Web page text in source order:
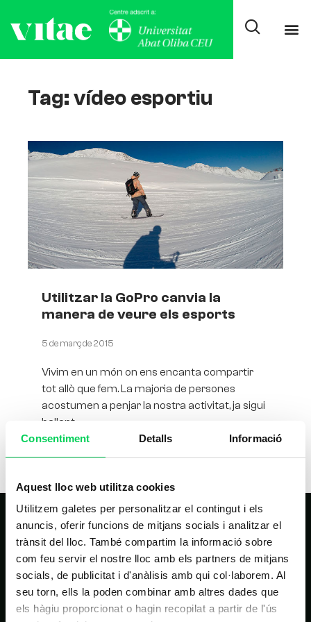
Consentiment Detalls Informació
Aquest lloc web utilitza cookies
Utilitzem galetes per personalitzar el contingut i els
anuncis, oferir funcions de mitjans socials i analitzar el
trànsit del lloc. També compartim la informació sobre
com feu servir el nostre lloc amb els partners de mitjans
socials, de publicitat i d'anàlisis amb qui col·laborem. Al
seu torn, ells la poden combinar amb altres dades que
els hàgiu proporcionat o hagin recopilat a partir de l'ús
Tag: vídeo esportiu
Utilitzar la GoPro canvia la
manera de veure els esports
5 de març de 2015
Vivim en un món on ens encanta compartir
tot allò que fem. La majoria de persones
acostumen a penjar la nostra activitat, ja sigui
ballant
NAVEGACIÓ PRINCIPAL